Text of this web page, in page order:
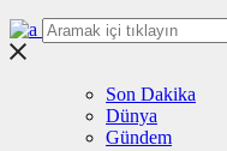
Son Dakika
Dünya
Gündem